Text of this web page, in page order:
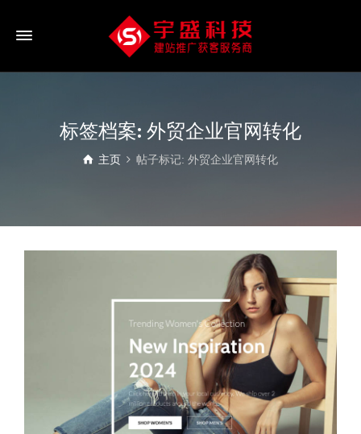
标签档案: 外贸企业官网转化
主页 帖子标记: 外贸企业官网转化